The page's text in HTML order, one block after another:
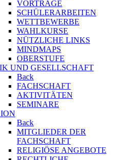
VORTRÄGE
SCHÜLERARBEITEN
WETTBEWERBE
WAHLKURSE
NÜTZLICHE LINKS
MINDMAPS
OBERSTUFE
UND GESELLSCHAFT
Back
FACHSCHAFT
AKTIVITÄTEN
SEMINARE
Back
MITGLIEDER DER
FACHSCHAFT
RELIGIÖSE ANGEBOTE